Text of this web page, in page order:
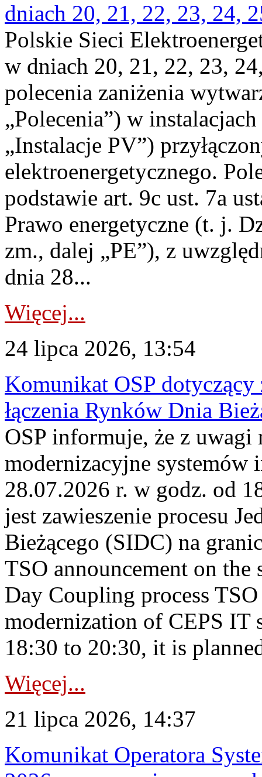
dniach 20, 21, 22, 23, 24,
Polskie Sieci
w dniach 20, 21, 22, 23,
polecenia zaniżenia
„Polecenia”) w
„Instalacje PV”)
elektroenergetycznego.
podstawie art. 9c ust. 7a
Prawo energetyczne (t. j.
zm., dalej „PE”), z
dnia 28...
Więcej...
24 lipca 2026, 13:54
Komunikat OSP dotyczący
łączenia Rynków Dnia
OSP informuje, że z uwagi
modernizacyjne
28.07.2026 r. w godz. od
jest zawieszenie procesu
Bieżącego (SIDC) na
TSO announcement on
Day Coupling process
modernization of CEPS IT
18:30 to 20:30, it is
Więcej...
21 lipca 2026, 14:37
Komunikat Operatora